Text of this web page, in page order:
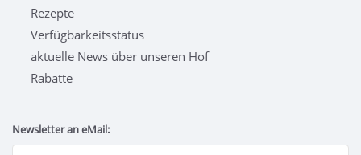
Rezepte
Verfügbarkeitsstatus
aktuelle News über unseren Hof
Rabatte
Newsletter an eMail: